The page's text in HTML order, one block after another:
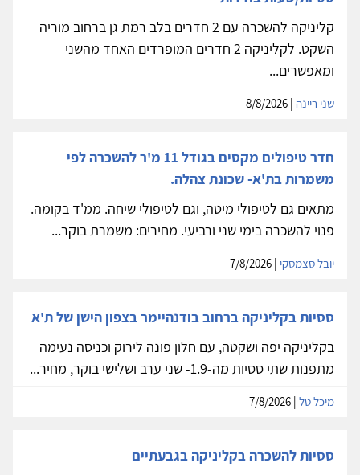
קליניקה להשכרה עם 2 חדרים בלב רמת גן ברחוב מוריה
השקט. לקליניקה 2 חדרים המופרדים האחד מהשני
ומאפשרים...
שני ריינה
חדר טיפולים מקסים בגודל 11 מ'ר להשכרה לפי
משמרות בת'א- שכונת צהלה.
מתאים גם לטיפולי מיטה, וגם לטיפולי שיחה. ממ'ד בקומה.
פנוי להשכרה בימי שני ורביעי. מחירים: משמרת בוקר...
יובל סצמסקי
ססיות בקליניקה ברחוב בודנהיימר בצפון הישן של ת'א
בקליניקה יפה ושקטה, עם חלון פונה לירוק וכניסה נעימה
מתפנות שתי ססיות מה-1.9- שני ערב ושלישי בוקר, מחיר...
מיכל טל
ססיות להשכרה בקליניקה בגבעתיים